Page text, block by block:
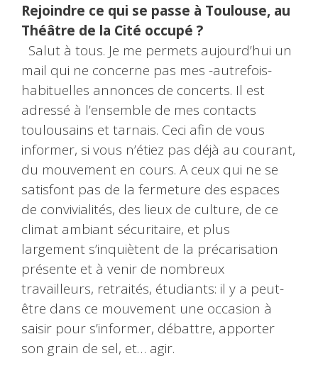
Rejoindre ce qui se passe à Toulouse, au
Théâtre de la Cité occupé ?
Salut à tous. Je me permets aujourd’hui un
mail qui ne concerne pas mes -autrefois-
habituelles annonces de concerts. Il est
adressé à l’ensemble de mes contacts
toulousains et tarnais. Ceci afin de vous
informer, si vous n’étiez pas déjà au courant,
du mouvement en cours. A ceux qui ne se
satisfont pas de la fermeture des espaces
de convivialités, des lieux de culture, de ce
climat ambiant sécuritaire, et plus
largement s’inquiètent de la précarisation
présente et à venir de nombreux
travailleurs, retraités, étudiants: il y a peut-
être dans ce mouvement une occasion à
saisir pour s’informer, débattre, apporter
son grain de sel, et… agir.